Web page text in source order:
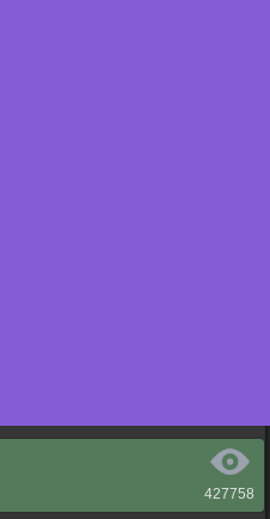
427758